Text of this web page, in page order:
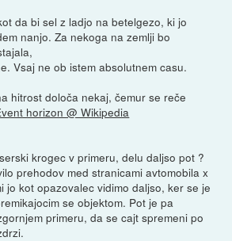
da bi sel z ladjo na betelgezo, ki jo
nanjo. Za nekoga na zemlji bo
Vsaj ne ob istem absolutnem casu.
hitrost določa nekaj, čemur se reče
horizon @ Wikipedia
krogec v primeru, delu daljso pot ?
prehodov med stranicami avtomobila x
jo kot opazovalec vidimo daljso, ker se je
se objektom. Pot je pa
primeru, da se cajt spremeni po